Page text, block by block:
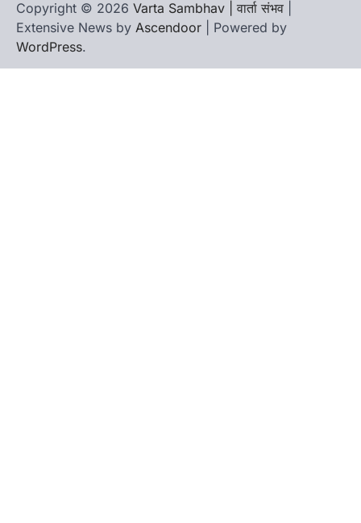
Copyright © 2026 Varta Sambhav | वार्ता संभव
Extensive News by Ascendoor | Powered by
WordPress.